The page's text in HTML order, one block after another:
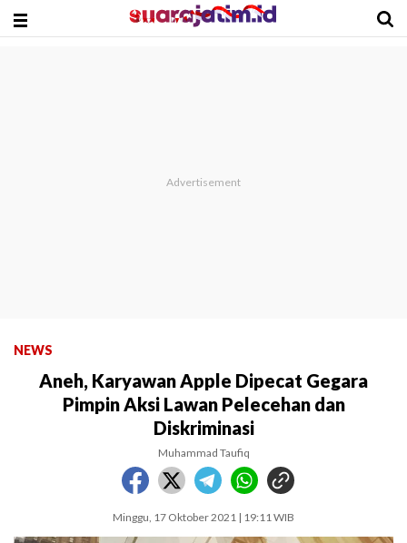
NEWS
Aneh, Karyawan Apple Dipecat Gegara
Pimpin Aksi Lawan Pelecehan dan
Diskriminasi
Muhammad Taufiq
Minggu, 17 Oktober 2021 | 19:11 WIB